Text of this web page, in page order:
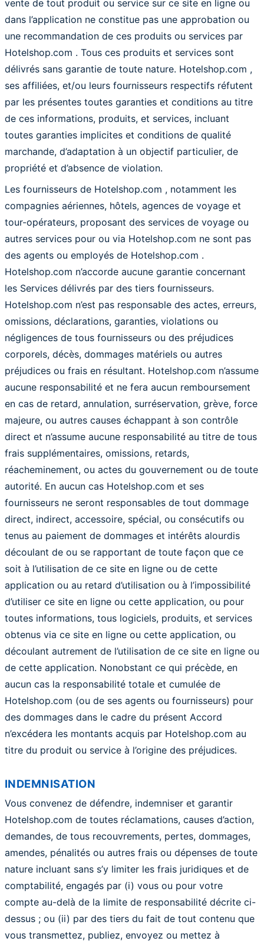
vente de tout produit ou service sur ce site en ligne ou
dans l’application ne constitue pas une approbation ou
une recommandation de ces produits ou services par
Hotelshop.com . Tous ces produits et services sont
délivrés sans garantie de toute nature. Hotelshop.com ,
ses affiliées, et/ou leurs fournisseurs respectifs réfutent
par les présentes toutes garanties et conditions au titre
de ces informations, produits, et services, incluant
toutes garanties implicites et conditions de qualité
marchande, d’adaptation à un objectif particulier, de
propriété et d’absence de violation.
Les fournisseurs de Hotelshop.com , notamment les
compagnies aériennes, hôtels, agences de voyage et
tour-opérateurs, proposant des services de voyage ou
autres services pour ou via Hotelshop.com ne sont pas
des agents ou employés de Hotelshop.com .
Hotelshop.com n’accorde aucune garantie concernant
les Services délivrés par des tiers fournisseurs.
Hotelshop.com n’est pas responsable des actes, erreurs,
omissions, déclarations, garanties, violations ou
négligences de tous fournisseurs ou des préjudices
corporels, décès, dommages matériels ou autres
préjudices ou frais en résultant. Hotelshop.com n’assume
aucune responsabilité et ne fera aucun remboursement
en cas de retard, annulation, surréservation, grève, force
majeure, ou autres causes échappant à son contrôle
direct et n’assume aucune responsabilité au titre de tous
frais supplémentaires, omissions, retards,
réacheminement, ou actes du gouvernement ou de toute
autorité. En aucun cas Hotelshop.com et ses
fournisseurs ne seront responsables de tout dommage
direct, indirect, accessoire, spécial, ou consécutifs ou
tenus au paiement de dommages et intérêts alourdis
découlant de ou se rapportant de toute façon que ce
soit à l’utilisation de ce site en ligne ou de cette
application ou au retard d’utilisation ou à l’impossibilité
d’utiliser ce site en ligne ou cette application, ou pour
toutes informations, tous logiciels, produits, et services
obtenus via ce site en ligne ou cette application, ou
découlant autrement de l’utilisation de ce site en ligne ou
de cette application. Nonobstant ce qui précède, en
aucun cas la responsabilité totale et cumulée de
Hotelshop.com (ou de ses agents ou fournisseurs) pour
des dommages dans le cadre du présent Accord
n’excédera les montants acquis par Hotelshop.com au
titre du produit ou service à l’origine des préjudices.
INDEMNISATION
Vous convenez de défendre, indemniser et garantir
Hotelshop.com de toutes réclamations, causes d’action,
demandes, de tous recouvrements, pertes, dommages,
amendes, pénalités ou autres frais ou dépenses de toute
nature incluant sans s’y limiter les frais juridiques et de
comptabilité, engagés par (i) vous ou pour votre
compte au-delà de la limite de responsabilité décrite ci-
dessus ; ou (ii) par des tiers du fait de tout contenu que
vous transmettez, publiez, envoyez ou mettez à